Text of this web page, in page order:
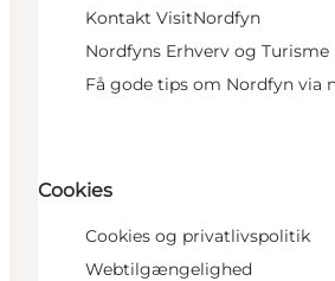
Kontakt VisitNordfyn
Nordfyns Erhverv og Turisme
Få gode tips om Nordfyn via
Cookies
Cookies og privatlivspolitik
Webtilgængelighed